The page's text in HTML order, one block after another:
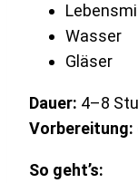
Wasser
Gläser
Dauer: 4–8
Vorbereitung:
So geht’s: